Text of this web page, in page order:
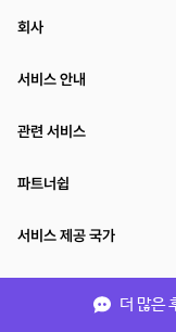
더 많은
회사
서비스 안내
관련 서비스
파트너쉽
서비스 제공 국가
(주)NSPACE 사업자정보